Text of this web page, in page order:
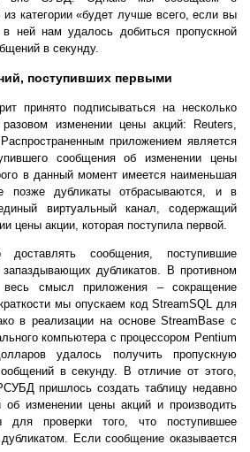
из категории «будет лучше всего, если вы
ней нам удалось добиться пропускной
в секунду.
поступивших первыми
принято подписываться на несколько
изменении цены акций: Reuters,
приложением является
сообщения об изменении цены
в данный момент имеется наименьшая
позже дубликаты отбрасываются, и в
виртуальный канал, содержащий
цены акции, которая поступила первой.
сообщения, поступившие
дубликатов. В противном
весь смысл приложения – сокращение
мы опускаем код StreamSQL для
в реализации на основе StreamBase с
компьютера с процессором Pentium
удалось получить пропускную
в секунду. В отличие от этого,
пришлось создать таблицу недавно
об изменении цены акций и производить
для проверки того, что поступившее
Если сообщение оказывается